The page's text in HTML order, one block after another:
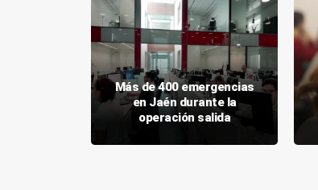
Más de 400 emergencias
en Jaén durante la
operación salida